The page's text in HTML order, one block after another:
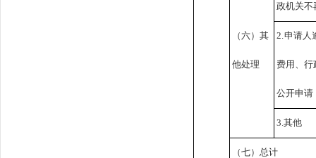
（六）其
他处理
政机关不
2.申请人
费用、
公开申请
3.其他
（七）总计